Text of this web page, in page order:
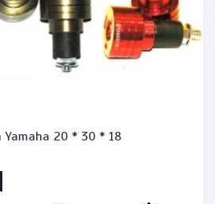
Yamaha 20 * 30 * 18